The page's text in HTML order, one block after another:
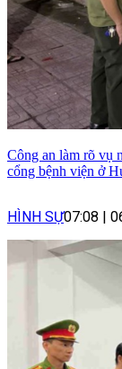
Công an làm rõ vụ
cổng bệnh viện ở
HÌNH SỰ07:08